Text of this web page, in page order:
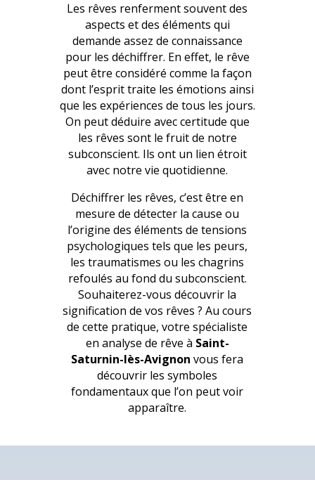
Les rêves renferment souvent des
aspects et des éléments qui
demande assez de connaissance
pour les déchiffrer. En effet, le rêve
peut être considéré comme la façon
dont l’esprit traite les émotions ainsi
que les expériences de tous les jours.
On peut déduire avec certitude que
les rêves sont le fruit de notre
subconscient. Ils ont un lien étroit
avec notre vie quotidienne.
Déchiffrer les rêves, c’est être en
mesure de détecter la cause ou
l’origine des éléments de tensions
psychologiques tels que les peurs,
les traumatismes ou les chagrins
refoulés au fond du subconscient.
Souhaiterez-vous découvrir la
signification de vos rêves ? Au cours
de cette pratique, votre spécialiste
en analyse de rêve à Saint-
Saturnin-lès-Avignon vous fera
découvrir les symboles
fondamentaux que l’on peut voir
apparaître.